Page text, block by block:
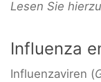
Lesen Sie hierzu
Influenza
Influenzaviren (